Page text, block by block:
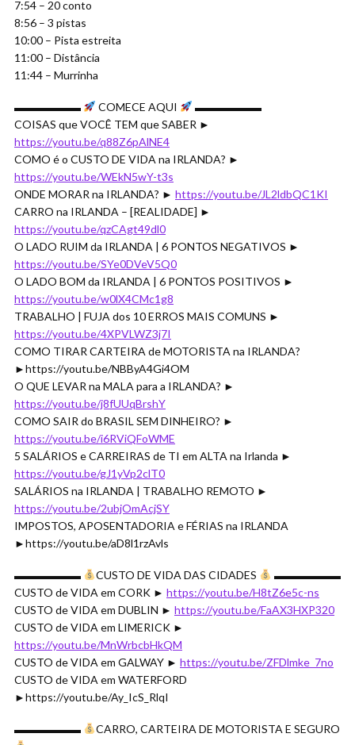
7:54 – 20 conto
8:56 – 3 pistas
10:00 – Pista estreita
11:00 – Distância
11:44 – Murrinha
▬▬▬▬▬▬ COMECE AQUI
▬▬▬▬▬▬
COISAS que VOCÊ TEM que SABER ►
https://youtu.be/q88Z6pAlNE4
COMO é o CUSTO DE VIDA na IRLANDA? ►
https://youtu.be/WEkN5wY-t3s
ONDE MORAR na IRLANDA? ► https://youtu.be/JL2ldbQC1KI
CARRO na IRLANDA – [REALIDADE] ►
https://youtu.be/qzCAgt49dl0
O LADO RUIM da IRLANDA | 6 PONTOS NEGATIVOS ►
https://youtu.be/SYe0DVeV5Q0
O LADO BOM da IRLANDA | 6 PONTOS POSITIVOS ►
https://youtu.be/w0lX4CMc1g8
TRABALHO | FUJA dos 10 ERROS MAIS COMUNS ►
https://youtu.be/4XPVLWZ3j7I
COMO TIRAR CARTEIRA de MOTORISTA na IRLANDA?
►https://youtu.be/NBByA4Gi4OM
O QUE LEVAR na MALA para a IRLANDA? ►
https://youtu.be/j8fUUqBrshY
COMO SAIR do BRASIL SEM DINHEIRO? ►
https://youtu.be/i6RViQFoWME
5 SALÁRIOS e CARREIRAS de TI em ALTA na Irlanda ►
https://youtu.be/gJ1yVp2clT0
SALÁRIOS na IRLANDA | TRABALHO REMOTO ►
https://youtu.be/2ubjOmAcjSY
IMPOSTOS, APOSENTADORIA e FÉRIAS na IRLANDA
►https://youtu.be/aD8l1rzAvls
▬▬▬▬▬▬ CUSTO DE VIDA DAS CIDADES
▬▬▬▬▬▬
CUSTO de VIDA em CORK ► https://youtu.be/H8tZ6e5c-ns
CUSTO de VIDA em DUBLIN ► https://youtu.be/FaAX3HXP320
CUSTO de VIDA em LIMERICK ►
https://youtu.be/MnWrbcbHkQM
CUSTO de VIDA em GALWAY ► https://youtu.be/ZFDlmke_7no
CUSTO de VIDA em WATERFORD
►https://youtu.be/Ay_IcS_RlqI
▬▬▬▬▬▬
CARRO, CARTEIRA DE MOTORISTA E SEGURO